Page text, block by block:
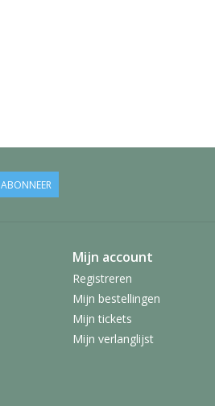
ABONNEER
Mijn account
Registreren
Mijn bestellingen
Mijn tickets
Mijn verlanglijst